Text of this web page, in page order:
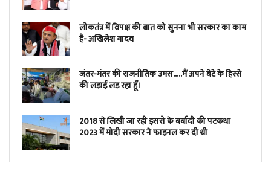
लोकतंत्र में विपक्ष की बात को सुनना भी सरकार का काम
है- अखिलेश यादव
जंतर-मंतर की राजनीतिक उमस…..मैं अपने बेटे के हिस्से
की लड़ाई लड़ रहा हूँ।
2018 से लिखी जा रही इसरो के बर्बादी की पटकथा
2023 में मोदी सरकार ने फाइनल कर दी थी